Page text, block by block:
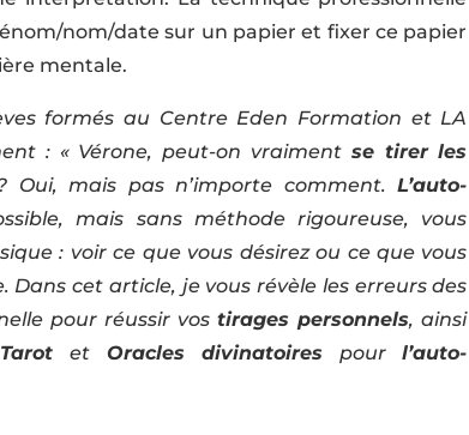
nom/date sur un papier et fixer ce papier
mentale.
formés au Centre Eden Formation et LA
: « Vérone, peut-on vraiment se tirer les
Oui, mais pas n’importe comment.L’auto-
mais sans méthode rigoureuse, vous
: voir ce que vous désirez ou ce que vous
cet article, je vous révèle les erreurs des
pour réussir vostirages personnels, ainsi
Tarot et Oracles divinatoires pourl’auto-